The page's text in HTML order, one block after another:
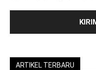
ARTIKEL TERBARU